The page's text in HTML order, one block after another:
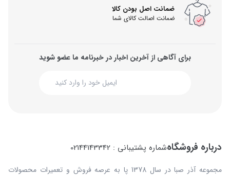
ضمانت اصل بودن کالا
ضمانت اصالت کالای شما
برای آگاهی از آخرین اخبار در خبرنامه ما عضو شوید
درباره فروشگاهشماره پشتیبانی : 02144143342
مجموعه آذر صبا در سال 1378 پا به عرصه فروش و تعمیرات محصولات